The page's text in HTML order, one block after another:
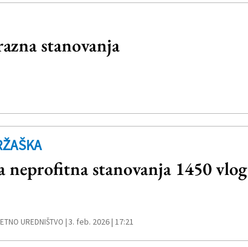
stanovanja
neprofitna stanovanja 1450 vlog
UREDNIŠTVO | 3. feb. 2026 | 17:21